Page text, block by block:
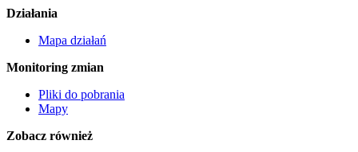
Działania
Mapa działań
Monitoring zmian
Pliki do pobrania
Mapy
Zobacz również